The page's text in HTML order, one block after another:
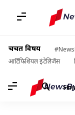
चर्चित विषय
आर्टिफिशियल इंटेलिजेंस